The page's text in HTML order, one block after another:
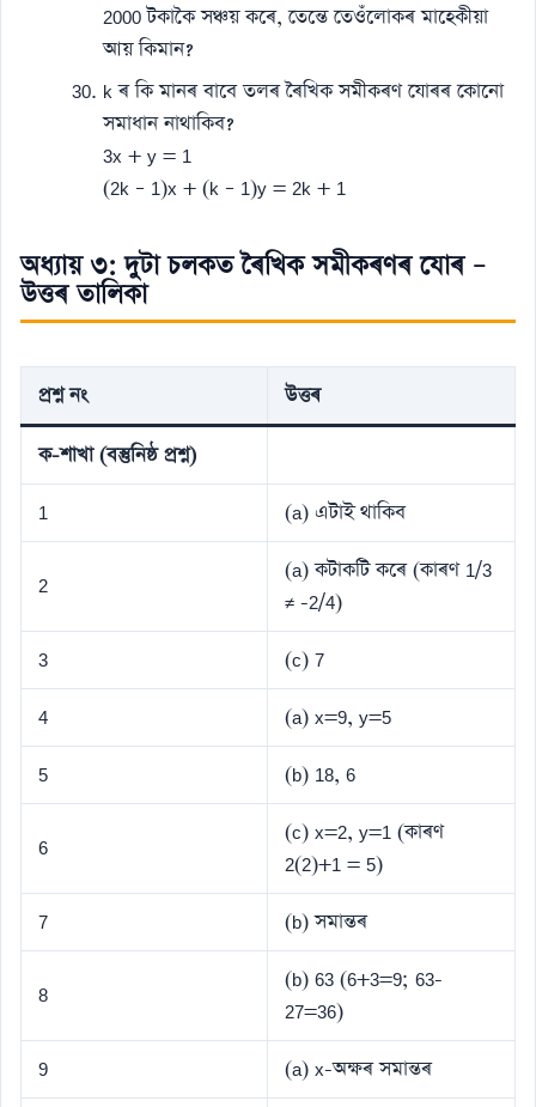
2000 টকাকৈ সঞ্চয় কৰে, তেন্তে তেওঁলোকৰ মাহেকীয়া
আয় কিমান?
k ৰ কি মানৰ বাবে তলৰ ৰৈখিক সমীকৰণ যোৰৰ কোনো
সমাধান নাথাকিব?
3x + y = 1
(2k – 1)x + (k – 1)y = 2k + 1
অধ্যায় ৩: দুটা চলকত ৰৈখিক সমীকৰণৰ যোৰ –
উত্তৰ তালিকা
প্ৰশ্ন নং উত্তৰ
ক-শাখা (বস্তুনিষ্ঠ প্ৰশ্ন)
1 (a) এটাই থাকিব
2
(a) কটাকটি কৰে (কাৰণ 1/3
≠ -2/4)
3 (c) 7
4 (a) x=9, y=5
5 (b) 18, 6
6
(c) x=2, y=1 (কাৰণ
2(2)+1 = 5)
7 (b) সমান্তৰ
8
(b) 63 (6+3=9; 63-
27=36)
9 (a) x-অক্ষৰ সমান্তৰ